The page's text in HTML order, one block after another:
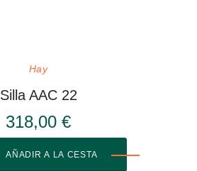
Hay
Silla AAC 22
318,00 €
AÑADIR A LA CESTA